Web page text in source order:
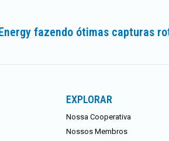
fazendo ótimas capturas
EXPLORAR
Nossa Cooperativa
Nossos Membros